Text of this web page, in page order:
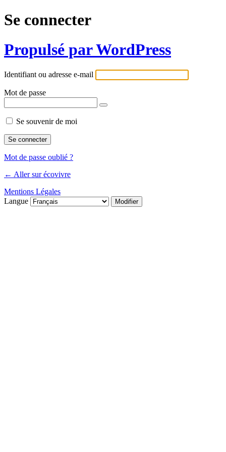
Se connecter
Propulsé par WordPress
Identifiant ou adresse e-mail
Mot de passe
Se souvenir de moi
Mot de passe oublié ?
← Aller sur écovivre
Mentions Légales
Langue